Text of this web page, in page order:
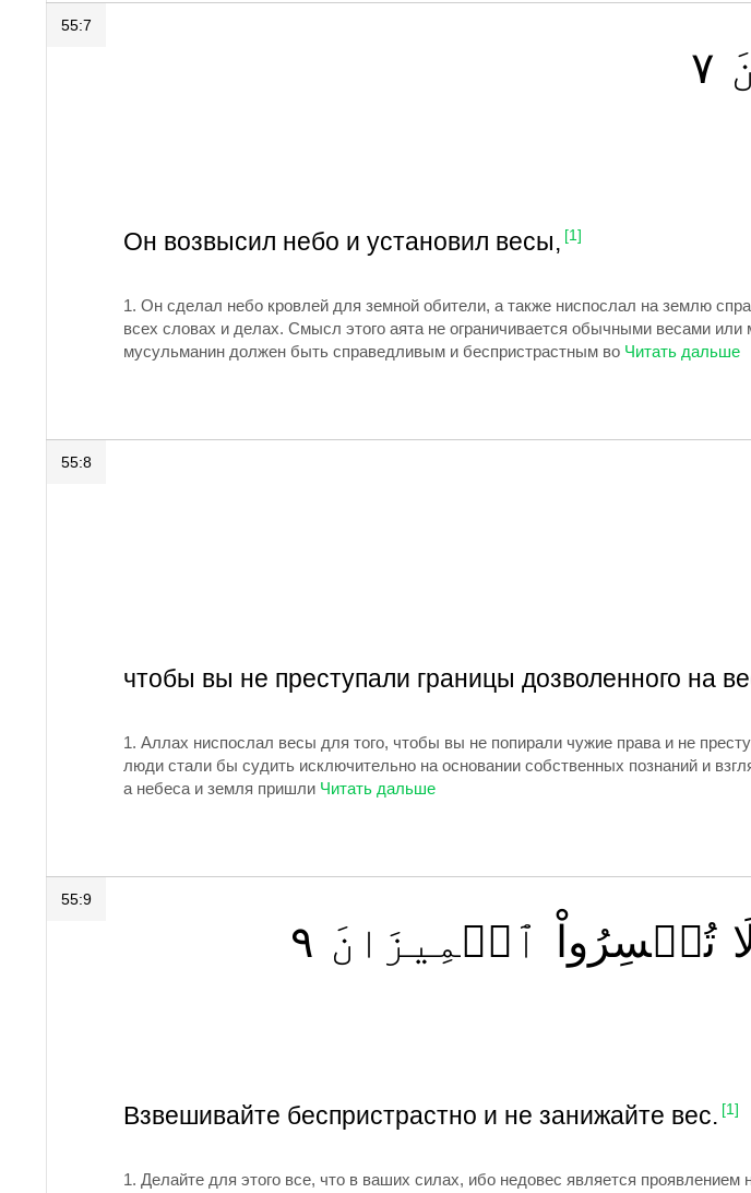
55:7
٧
Он возвысил небо и установил весы, [1]
1. Он сделал небо кровлей для земной обители, а также ниспослал на землю
всех словах и делах. Смысл этого аята не ограничивается обычными весами
мусульманин должен быть справедливым и беспристрастным во
55:8
чтобы вы не преступали границы дозволенного на
1. Аллах ниспослал весы для того, чтобы вы не попирали чужие права и не
люди стали бы судить исключительно на основании собственных познаний и
а небеса и земля пришли
55:9
تُخۡسِرُواْ ٱلۡمِيزَانَ ٩
Взвешивайте беспристрастно и не занижайте вес. [1]
1. Делайте для этого все, что в ваших силах, ибо недовес является проявлением